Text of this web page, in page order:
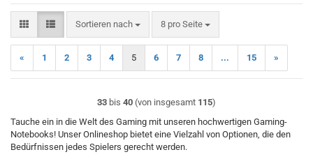
Sortieren nach
Sortieren nach 8 pro Seite
pro Seite
« 1 2 3 4 5 6 7 8 ... 15 »
33 bis 40 (von insgesamt 115)
Tauche ein in die Welt des Gaming mit unseren hochwertigen Gaming-
Notebooks! Unser Onlineshop bietet eine Vielzahl von Optionen, die den
Bedürfnissen jedes Spielers gerecht werden.